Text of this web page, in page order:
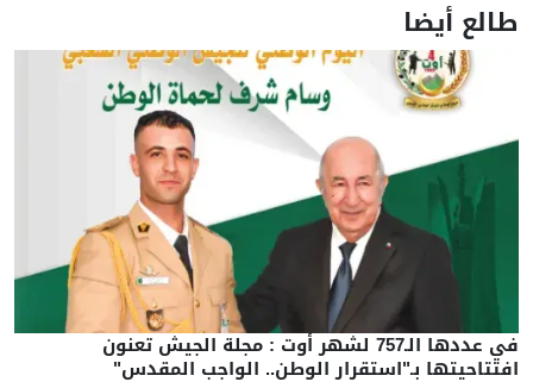
طالع أيضا
في عددها الـ757 لشهر أوت : مجلة الجيش تعنون
افتتاحيتها بـ"استقرار الوطن.. الواجب المقدس"